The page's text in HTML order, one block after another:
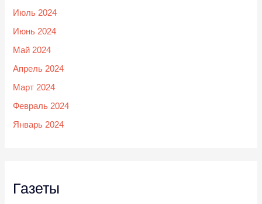
Июль 2024
Июнь 2024
Май 2024
Апрель 2024
Март 2024
Февраль 2024
Январь 2024
Газеты